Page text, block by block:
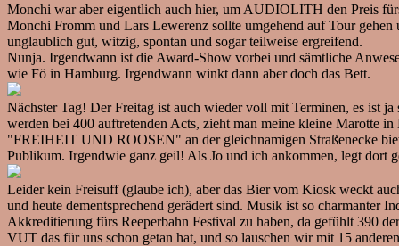
Monchi war aber eigentlich auch hier, um AUDIOLITH den Preis
Monchi Fromm und Lars Lewerenz sollte umgehend auf Tour
unglaublich gut, witzig, spontan und sogar teilweise ergreifend.
Nunja. Irgendwann ist die Award-Show vorbei und sämtliche
wie Fö in Hamburg. Irgendwann winkt dann aber doch das Bett.
Nächster Tag! Der Freitag ist auch wieder voll mit Terminen, es ist
werden bei 400 auftretenden Acts, zieht man meine kleine Marotte
"FREIHEIT UND ROOSEN" an der gleichnamigen Straßenecke
Publikum. Irgendwie ganz geil! Als Jo und ich ankommen, legt
Leider kein Freisuff (glaube ich), aber das Bier vom Kiosk weckt
und heute dementsprechend gerädert sind. Musik ist so charmanter
Akkreditierung fürs Reeperbahn Festival zu haben, da gefühlt 390
VUT das für uns schon getan hat, und so lauschen wir mit 15